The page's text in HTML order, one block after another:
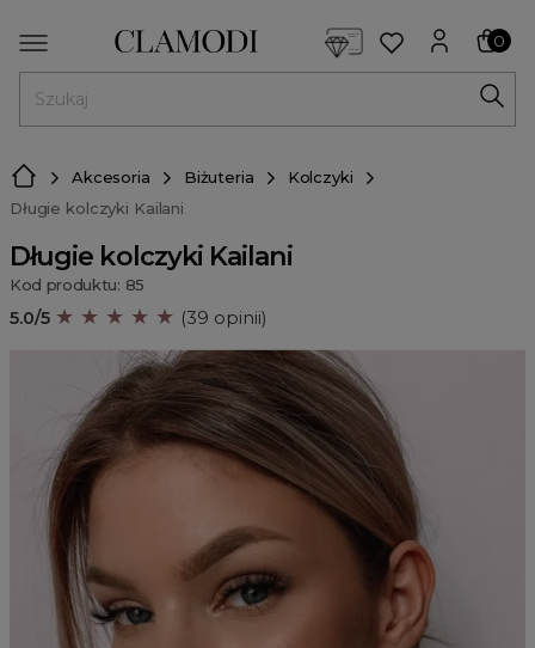
0
Akcesoria Biżuteria
Kolczyki
Długie kolczyki Kailani
Długie kolczyki Kailani
Kod produktu: 85
5.0/5 ★ ★ ★ ★ ★ (39 opinii)